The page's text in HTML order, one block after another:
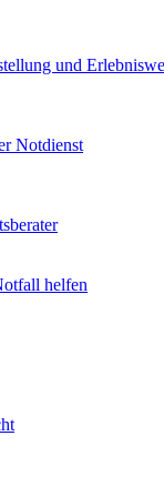
und
Notdienst
helfen